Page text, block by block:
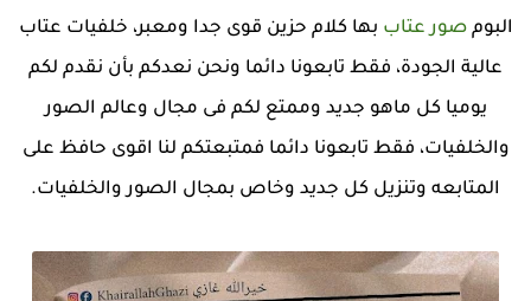
البومصور عتاب بها كلام حزين قوى جدا ومعبر، خلفيات عتاب
عالية الجودة، فقط تابعونا دائما ونحن نعدكم بأن نقدم لكم
يوميا كل ماهو جديد وممتع لكم فى مجال وعالم الصور
والخلفيات، فقط تابعونا دائما فمتبعتكم لنا اقوى حافظ على
المتابعه وتنزيل كل جديد وخاص بمجال الصور والخلفيات.